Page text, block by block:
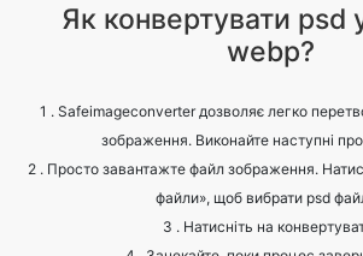
1 . Safeimageconverter дозволяє легко
зображення. Виконайте наступні
2 . Просто завантажте файл зображення.
3 . Натисніть на
4 . Зачекайте, поки процес
5 . Натисніть кнопку «Завантажити», щоб
файл.
6 . Примітка: Ваш файл зображення webp